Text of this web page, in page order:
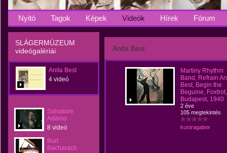
Nyitó Tagok Képek Videók Hírek Fórum
SLÁGERMÚZEUM
videógalériái
Anita Best
4 videó
Salvatore
Adamo
8 videó
Burt
Bacharach
Anita Best
Martiny Rhythm
Band, Refrain
Best, Begin the
Beguine, Foxtrot,
Budapest, 1940
2 éve
105 megtekintés
kustragabor